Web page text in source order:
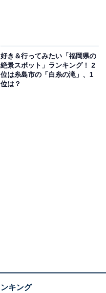
好き＆行ってみたい「福岡県の
絶景スポット」ランキング！ 2
位は糸島市の「白糸の滝」、1
位は？